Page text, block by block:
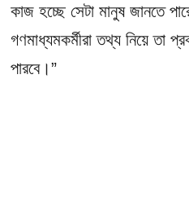
কাজ হচ্ছে সেটা মানুষ জানতে
গণমাধ্যমকর্মীরা তথ্য নিয়ে তা
পারবে।”